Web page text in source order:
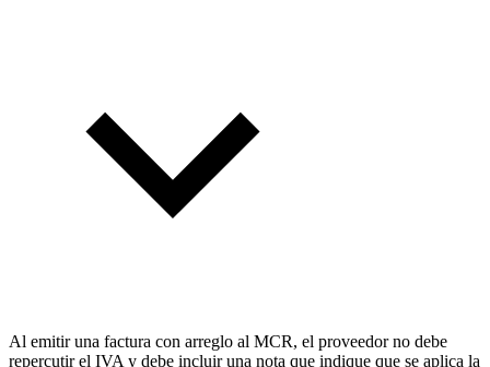
Al emitir una factura con arreglo al MCR, el proveedor no debe
repercutir el IVA y debe incluir una nota que indique que se aplica la